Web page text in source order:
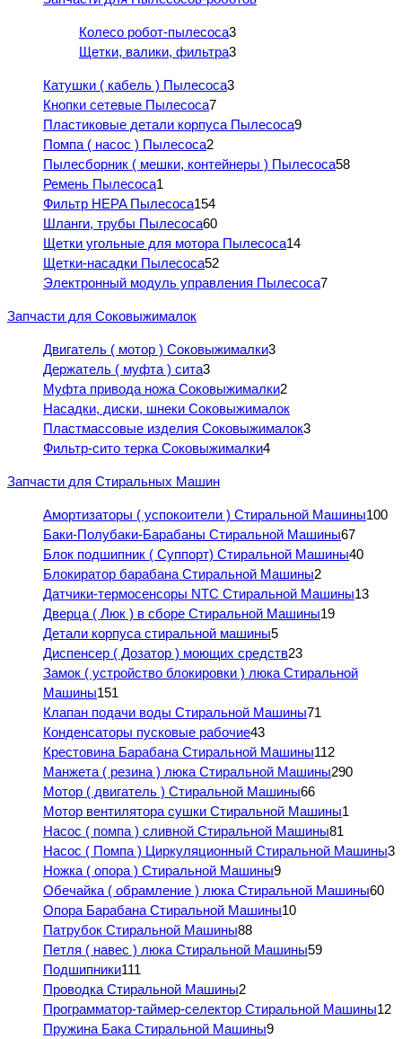
Колесо робот-пылесоса3
Щетки, валики, фильтра3
Катушки ( кабель ) Пылесоса3
Кнопки сетевые Пылесоса7
Пластиковые детали корпуса Пылесоса9
Помпа ( насос ) Пылесоса2
Пылесборник ( мешки, контейнеры ) Пылесоса58
Ремень Пылесоса1
Фильтр HEPA Пылесоса154
Шланги, трубы Пылесоса60
Щетки угольные для мотора Пылесоса14
Щетки-насадки Пылесоса52
Электронный модуль управления Пылесоса7
Запчасти для Соковыжималок
Двигатель ( мотор ) Соковыжималки3
Держатель ( муфта ) сита3
Муфта привода ножа Соковыжималки2
Насадки, диски, шнеки Соковыжималок
Пластмассовые изделия Соковыжималок3
Фильтр-сито терка Соковыжималки4
Запчасти для Стиральных Машин
Амортизаторы ( успокоители ) Стиральной Машины100
Баки-Полубаки-Барабаны Стиральной Машины67
Блок подшипник ( Суппорт) Стиральной Машины40
Блокиратор барабана Стиральной Машины2
Датчики-термосенсоры NTC Стиральной Машины13
Дверца ( Люк ) в сборе Стиральной Машины19
Детали корпуса стиральной машины5
Диспенсер ( Дозатор ) моющих средств23
Замок ( устройство блокировки ) люка Стиральной
Машины151
Клапан подачи воды Стиральной Машины71
Конденсаторы пусковые рабочие43
Крестовина Барабана Стиральной Машины112
Манжета ( резина ) люка Стиральной Машины290
Мотор ( двигатель ) Стиральной Машины66
Мотор вентилятора сушки Стиральной Машины1
Насос ( помпа ) сливной Стиральной Машины81
Насос ( Помпа ) Циркуляционный Стиральной Машины3
Ножка ( опора ) Стиральной Машины9
Обечайка ( обрамление ) люка Стиральной Машины60
Опора Барабана Стиральной Машины10
Патрубок Стиральной Машины88
Петля ( навес ) люка Стиральной Машины59
Подшипники111
Проводка Стиральной Машины2
Программатор-таймер-селектор Стиральной Машины12
Пружина Бака Стиральной Машины9